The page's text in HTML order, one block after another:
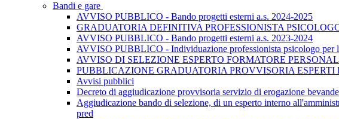
Bandi e gare
AVVISO PUBBLICO - Bando progetti esterni a.s. 2024-2025
GRADUATORIA DEFINITIVA PROFESSIONISTA
AVVISO PUBBLICO - Bando progetti esterni a.s. 2023-2024
AVVISO PUBBLICO - Individuazione professionista psicologo per
AVVISO DI SELEZIONE ESPERTO FORMATORE
PUBBLICAZIONE GRADUATORIA PROVVISORIA ESPERTI
Avvisi pubblici
Decreto di aggiudicazione provvisoria servizio di erogazione
​Aggiudicazione bando di selezione, di un esperto interno
pred